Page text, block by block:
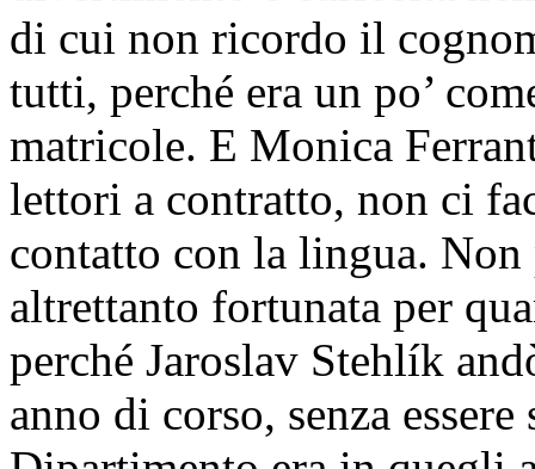
di cui non ricordo il
tutti, perché era un po’
matricole. E Monica
lettori a contratto, non ci
contatto con la lingua. Non
altrettanto fortunata per
perché Jaroslav Stehlík
anno di corso, senza